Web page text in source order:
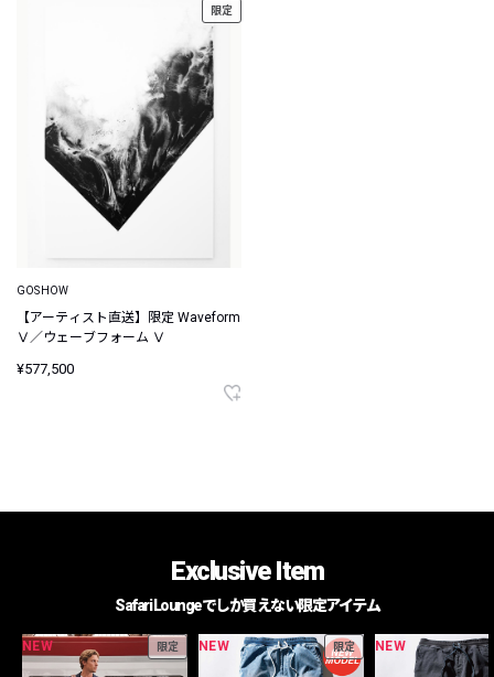
限定
GOSHOW
【アーティスト直送】限定 Waveform
Ⅴ／ウェーブフォーム Ⅴ
¥577,500
Exclusive Item
Safari Loungeでしか買えない限定アイテム
NEW 限定 NEW 限定 NEW